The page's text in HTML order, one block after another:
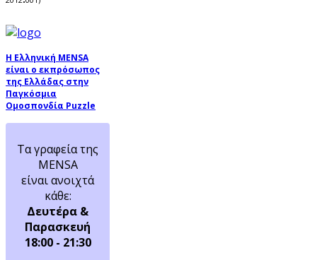
Η Ελληνική MENSA
είναι ο εκπρόσωπος
της Ελλάδας στην
Παγκόσμια
Ομοσπονδία Puzzle
Τα γραφεία της
MENSA
είναι ανοιχτά
κάθε:
Δευτέρα &
Παρασκευή
18:00 - 21:30